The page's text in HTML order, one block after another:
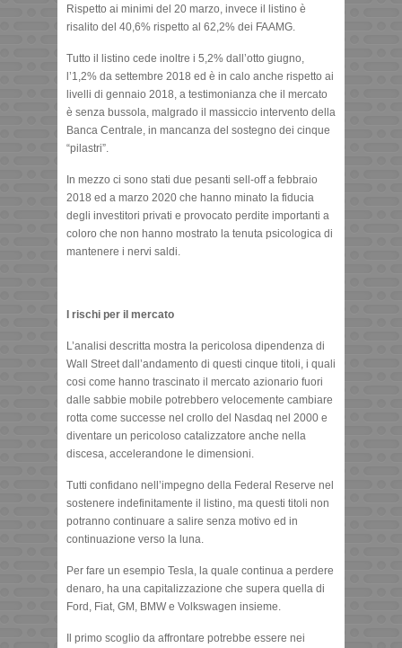
Rispetto ai minimi del 20 marzo, invece il listino è
risalito del 40,6% rispetto al 62,2% dei FAAMG.
Tutto il listino cede inoltre i 5,2% dall’otto giugno,
l’1,2% da settembre 2018 ed è in calo anche rispetto ai
livelli di gennaio 2018, a testimonianza che il mercato
è senza bussola, malgrado il massiccio intervento della
Banca Centrale, in mancanza del sostegno dei cinque
“pilastri”.
In mezzo ci sono stati due pesanti sell-off a febbraio
2018 ed a marzo 2020 che hanno minato la fiducia
degli investitori privati e provocato perdite importanti a
coloro che non hanno mostrato la tenuta psicologica di
mantenere i nervi saldi.
I rischi per il mercato
L’analisi descritta mostra la pericolosa dipendenza di
Wall Street dall’andamento di questi cinque titoli, i quali
cosi come hanno trascinato il mercato azionario fuori
dalle sabbie mobile potrebbero velocemente cambiare
rotta come successe nel crollo del Nasdaq nel 2000 e
diventare un pericoloso catalizzatore anche nella
discesa, accelerandone le dimensioni.
Tutti confidano nell’impegno della Federal Reserve nel
sostenere indefinitamente il listino, ma questi titoli non
potranno continuare a salire senza motivo ed in
continuazione verso la luna.
Per fare un esempio Tesla, la quale continua a perdere
denaro, ha una capitalizzazione che supera quella di
Ford, Fiat, GM, BMW e Volkswagen insieme.
Il primo scoglio da affrontare potrebbe essere nei